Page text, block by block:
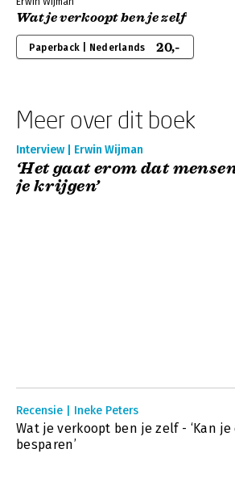
Wat je verkoopt ben je zelf
Paperback | Nederlands 20,-
Meer over dit boek
Interview | Erwin Wijman
‘Het gaat erom dat
je krijgen’
Recensie | Ineke Peters
Wat je verkoopt ben je zelf - ‘Kan
besparen’